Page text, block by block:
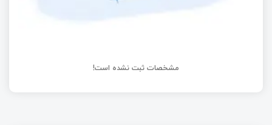
مشخصات ثبت نشده است!